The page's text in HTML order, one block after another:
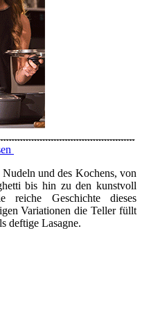
und des Kochens, von
bis hin zu den kunstvoll
reiche Geschichte dieses
Variationen die Teller füllt
deftige Lasagne.